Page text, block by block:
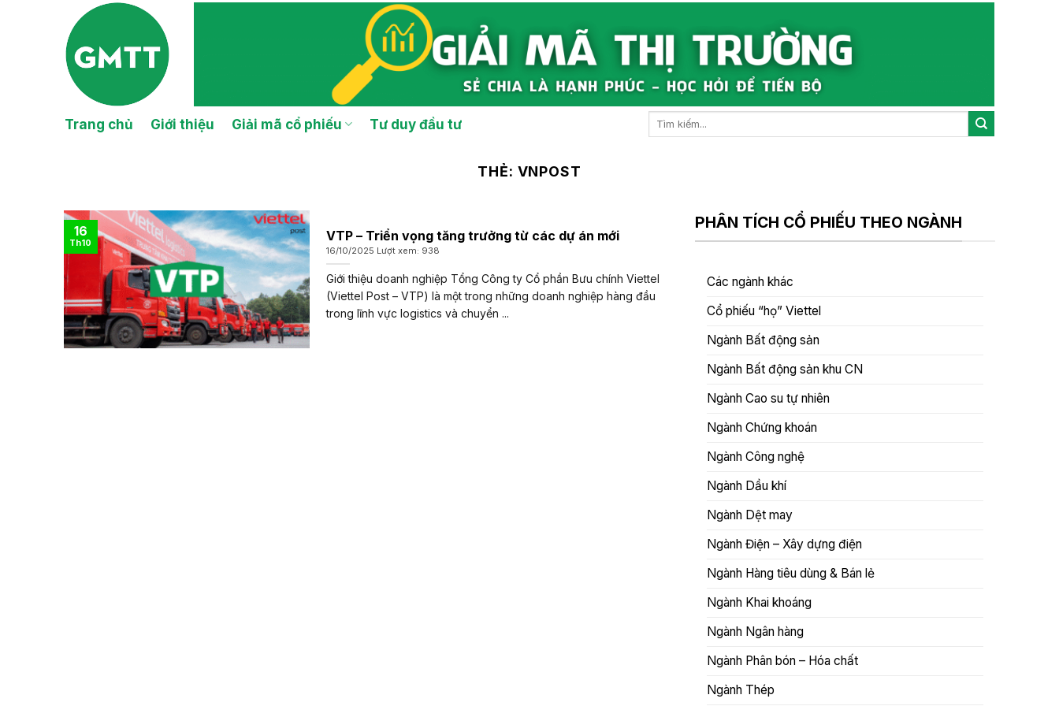
Trang chủ Giới thiệu Giải mã cổ phiếu Tư duy đầu tư
THẺ: VNPOST
VTP – Triển vọng tăng trưởng từ các dự án mới
16/10/2025 Lượt xem: 938
Giới thiệu doanh nghiệp Tổng Công ty Cổ phần Bưu chính Viettel
(Viettel Post – VTP) là một trong những doanh nghiệp hàng đầu
trong lĩnh vực logistics và chuyển ...
16
Th10
PHÂN TÍCH CỔ PHIẾU THEO NGÀNH
Các ngành khác
Cổ phiếu “họ” Viettel
Ngành Bất động sản
Ngành Bất động sản khu CN
Ngành Cao su tự nhiên
Ngành Chứng khoán
Ngành Công nghệ
Ngành Dầu khí
Ngành Dệt may
Ngành Điện – Xây dựng điện
Ngành Hàng tiêu dùng & Bán lẻ
Ngành Khai khoáng
Ngành Ngân hàng
Ngành Phân bón – Hóa chất
Ngành Thép